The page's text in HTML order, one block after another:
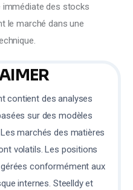
immédiate des stocks
le marché dans une
contient des analyses
sur des modèles
marchés des matières
volatils. Les positions
conformément aux
internes. Steelldy et